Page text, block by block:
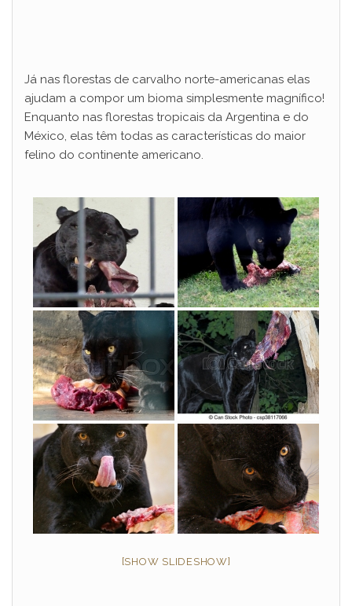
Já nas florestas de carvalho norte-americanas elas
ajudam a compor um bioma simplesmente magnífico!
Enquanto nas florestas tropicais da Argentina e do
México, elas têm todas as características do maior
felino do continente americano.
[SHOW SLIDESHOW]